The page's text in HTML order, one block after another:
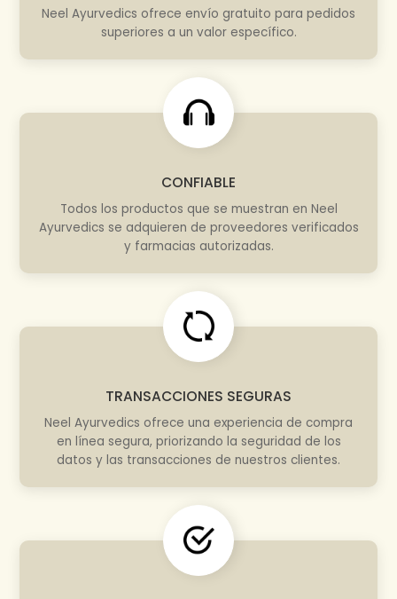
Neel Ayurvedics ofrece envío gratuito para pedidos
superiores a un valor específico.
CONFIABLE
Todos los productos que se muestran en Neel
Ayurvedics se adquieren de proveedores verificados
y farmacias autorizadas.
TRANSACCIONES SEGURAS
Neel Ayurvedics ofrece una experiencia de compra
en línea segura, priorizando la seguridad de los
datos y las transacciones de nuestros clientes.